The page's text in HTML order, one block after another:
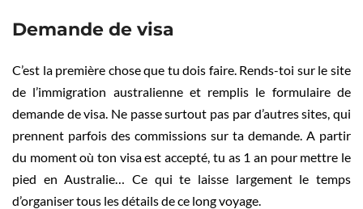
Demande de visa
C’est la première chose que tu dois faire. Rends-toi sur le site
de l’immigration australienne et remplis le formulaire de
demande de visa. Ne passe surtout pas par d’autres sites, qui
prennent parfois des commissions sur ta demande. A partir
du moment où ton visa est accepté, tu as 1 an pour mettre le
pied en Australie… Ce qui te laisse largement le temps
d’organiser tous les détails de ce long voyage.